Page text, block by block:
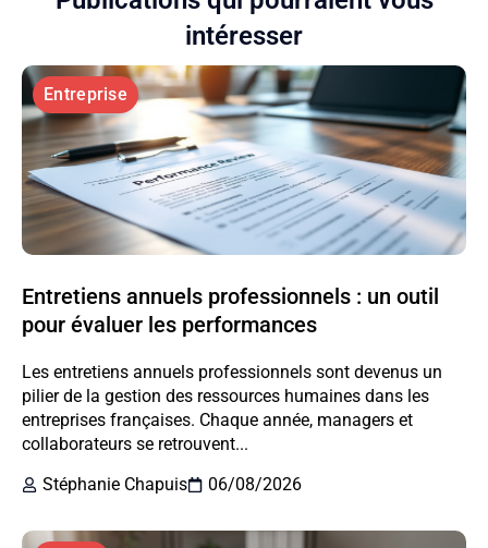
intéresser
Entreprise
Entretiens annuels professionnels : un outil
pour évaluer les performances
Les entretiens annuels professionnels sont devenus un
pilier de la gestion des ressources humaines dans les
entreprises françaises. Chaque année, managers et
collaborateurs se retrouvent...
Stéphanie Chapuis
06/08/2026